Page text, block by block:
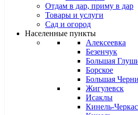
Отдам в дар, приму в дар
Товары и услуги
Сад и огород
Населенные пункты
Алексеевка
Безенчук
Большая
Борское
Большая
Жигулевск
Исаклы
Кинель-